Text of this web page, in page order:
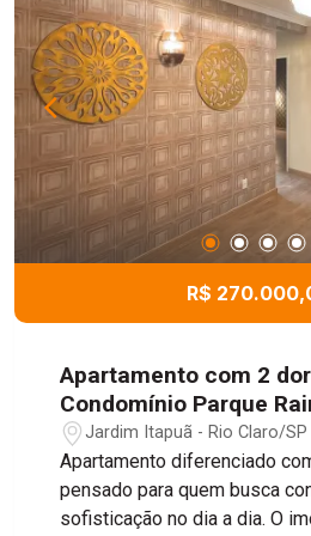
R$
Apartamento com 2
Condomínio Parque
48m² - Jardim Itapuã,
Jardim Itapuã - Rio Claro/SP
Apartamento diferenciado
pensado para quem busca
sofisticação no dia a dia. O imóvel conta com: *